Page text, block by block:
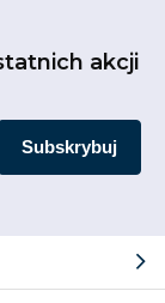
akcji
Subskrybuj